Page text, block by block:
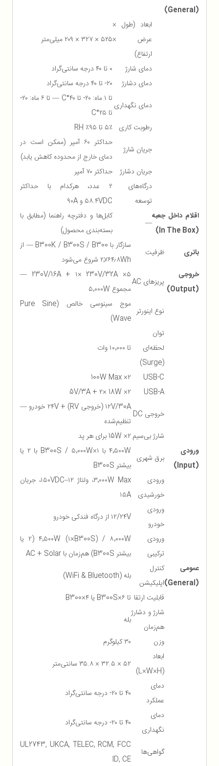
(General)
ابعاد (طول ×
عرض ×
ارتفاع)
۵۲۵ × ۳۲۷ × ۲۰۹ میلی‌متر
دمای شارژ
۰ تا ۴۰ درجه سانتی‌گراد
دمای دشارژ
۲۰- تا ۴۰ درجه سانتی‌گراد
دمای نگهداری
تا ۱ ماه: ۲۰- تا ۴۰°C — تا ۶ ماه: ۲۰-
تا ۲۵°C
رطوبت کاری ۵٪ تا ۹۵٪ RH
جریان شارژ
حداکثر ۶۰ آمپر (ممکن است در
دمای خارج از محدوده کاهش یابد)
جریان دشارژ
حداکثر ۷۰ آمپر
درگاه‌های
توسعه
۲ عدد، هرکدام با حداکثر
۵۸.۴VDC و ۹۰A
اقلام داخل جعبه
(In The Box)
—
کابل‌ها و دفترچه راهنما (مطابق با
بسته‌بندی محصول)
باتری
ظرفیت
سازگار با B300K / B300S / B300 — از
۲٬۷۶۴٫۸Wh شروع می‌شود
خروجی
(Output)
پریزهای AC
۵× 230V/16A + ۱× 230V/32A —
مجموع ۵٬۰۰۰W
نوع اینورتر
موج سینوسی خالص (Pure Sine
Wave)
توان
لحظه‌ای
(Surge)
تا ۱۰٬۰۰۰ وات
USB-C
۲× 100W Max
USB-A
۲× 5V/3A + ۲× 18W
خروجی DC
۱۲V/30A (خروجی RV) + ۲۴V خودرو —
تنظیم‌شده
شارژ بی‌سیم ۲× 15W برای هر پد
ورودی
(Input)
برق شهری
۴٬۵۰۰W با ۱×B300S / ۵٬۰۰۰W با ۲ یا
بیشتر B300S
ورودی
خورشیدی
۳٬۰۰۰W Max، ولتاژ ۱۲–۱۵۰VDC، جریان
۱۵A
ورودی
خودرو
۱۲/۲۴V از درگاه فندکی خودرو
ورودی
ترکیبی
۴٬۵۰۰W (۱×B300S) / ۸٬۰۰۰W (۲ یا
بیشتر B300S) هم‌زمان با AC + Solar
عمومی
(General)
کنترل
اپلیکیشن
بله (WiFi & Bluetooth)
قابلیت ارتقا تا ۶×B300S یا ۴×B300
شارژ و دشارژ
هم‌زمان
بله
وزن
۳۰ کیلوگرم
ابعاد
(L×W×H)
۵۲ × ۳۲.۵ × ۳۵.۸ سانتی‌متر
دمای
عملکرد
۴۰ تا ۲۰- درجه سانتی‌گراد
دمای
نگهداری
۴۰ تا ۲۰- درجه سانتی‌گراد
گواهی‌ها
UL2743, UKCA, TELEC, RCM, FCC
ID, CE